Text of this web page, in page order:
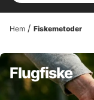
Hem Fiskemetoder
Flugfiske